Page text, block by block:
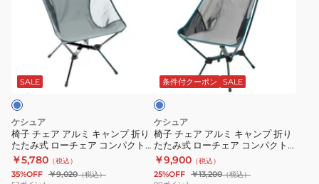
ミ
キ
ャ
ン
プ
折
SALE
ケシュア
椅子 チェア アルミ キャンプ 折り
たたみ式 ローチェア コンパクト
MH500 8492643-2558046
￥5,780 （税込）
35%OFF ￥9,020（税込）
ミ
キ
ャ
ン
プ
折
条件付クーポン SALE
ブ
ケシュア
椅子 チェア アルミ キャンプ 折り
たたみ式 ローチェア コンパクト
MH500 背もたれ長め 8512943-
2466767
￥9,900 （税込）
25%OFF ￥13,200（税込）